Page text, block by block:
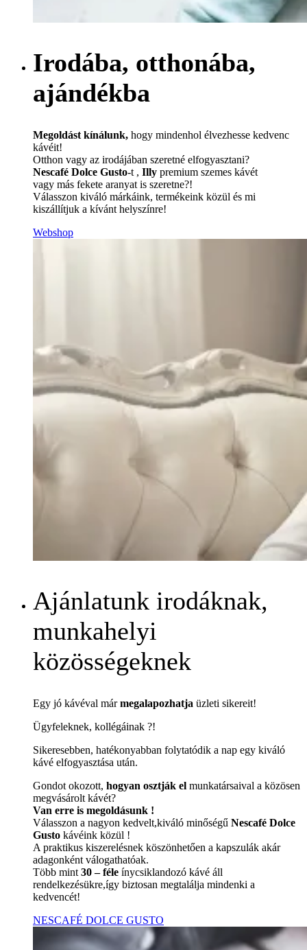
Irodába, otthonába,
ajándékba
Megoldást kínálunk, hogy mindenhol élvezhesse kedvenc
kávéit!
Otthon vagy az irodájában szeretné elfogyasztani?
Nescafé Dolce Gusto-t , Illy premium szemes kávét
vagy más fekete aranyat is szeretne?!
Válasszon kiváló márkáink, termékeink közül és mi
kiszállítjuk a kívánt helyszínre!
Webshop
Ajánlatunk irodáknak,
munkahelyi
közösségeknek
Egy jó kávéval mármegalapozhatja üzleti sikereit!
Ügyfeleknek, kollégáinak ?!
Sikeresebben, hatékonyabban folytatódik a nap egy kiváló
kávé elfogyasztása után.
Gondot okozott, hogyan osztják el munkatársaival a közösen
megvásárolt kávét?
Van erre is megoldásunk !
Válasszon a nagyon kedvelt,kiváló minőségű Nescafé Dolce
Gusto kávéink közül !
A praktikus kiszerelésnek köszönhetően a kapszulák akár
adagonként válogathatóak.
Több mint 30 – féle ínycsiklandozó kávé áll
rendelkezésükre,így biztosan megtalálja mindenki a
kedvencét!
NESCAFÉ DOLCE GUSTO